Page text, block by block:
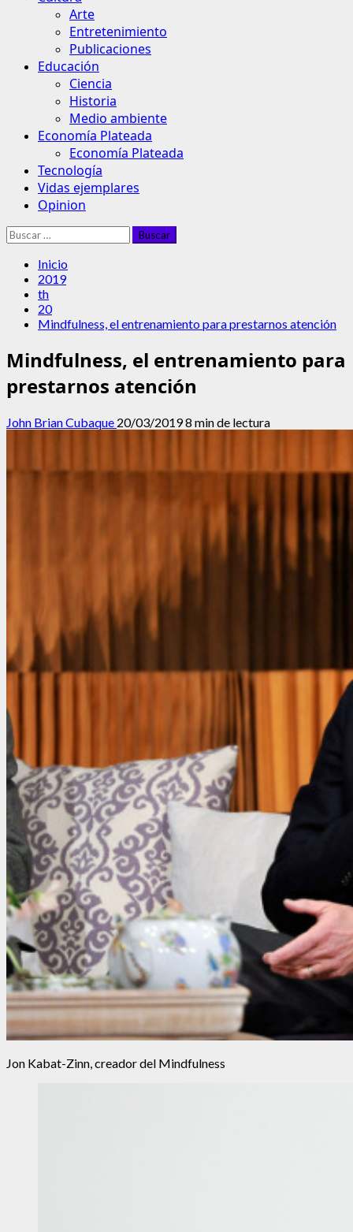
Arte
Entretenimiento
Publicaciones
Educación
Ciencia
Historia
Medio ambiente
Economía Plateada
Economía Plateada
Tecnología
Vidas ejemplares
Opinion
Buscar:
Inicio
2019
th
20
Mindfulness, el entrenamiento para prestarnos atención
Mindfulness, el entrenamiento para
prestarnos atención
John Brian Cubaque 20/03/20198 min de lectura
Jon Kabat-Zinn, creador del Mindfulness